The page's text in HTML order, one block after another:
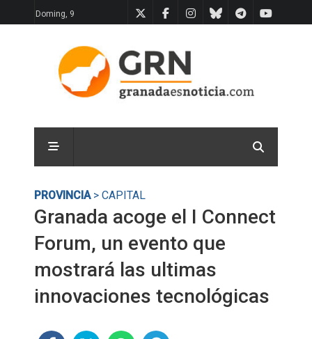
Doming, 9
PROVINCIA> CAPITAL
Granada acoge el I Connect
Forum, un evento que
mostrará las ultimas
innovaciones tecnológicas